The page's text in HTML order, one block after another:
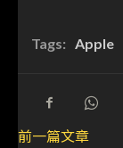
Tags: Apple
前一篇文章